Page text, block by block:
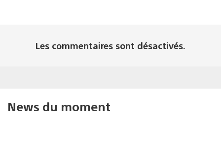
Les commentaires sont désactivés.
News du moment